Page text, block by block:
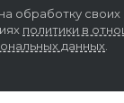
на обработку
политики в
данных